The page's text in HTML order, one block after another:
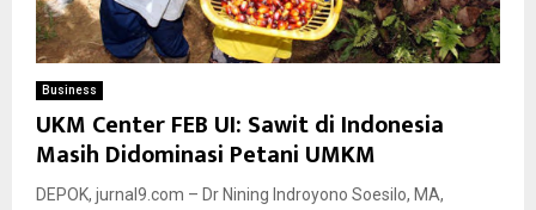
Business
UKM Center FEB UI: Sawit di Indonesia
Masih Didominasi Petani UMKM
DEPOK, jurnal9.com – Dr Nining Indroyono Soesilo, MA,